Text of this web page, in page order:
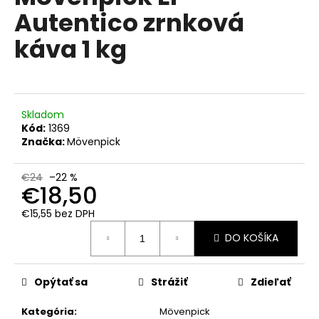
0,0
z
5
hviezdičiek.
Autentico zrnková
káva 1 kg
Skladom
Kód: 1369
Značka:Mövenpick
€24 –22 %
€18,50
€15,55 bez DPH
DO KOŠÍKA
Kategória:
Mövenpick
Opýtať sa Strážiť Zdieľať
a
m
e
KAFFA
ETHIOPIA
ZRNKOVÁ
KÁVA
KG
€17,90
Pôvodne:
€19